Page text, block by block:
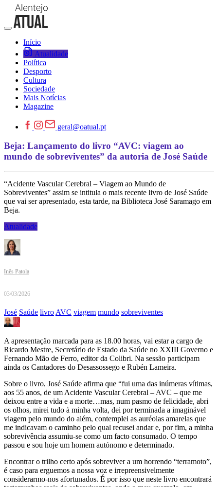
Início
Atualidade
Política
Desporto
Cultura
Sociedade
Mais Notícias
Magazine
geral@oatual.pt
Beja: Lançamento do livro “AVC: viagem ao
mundo de sobreviventes” da autoria de José Saúde
“Acidente Vascular Cerebral – Viagem ao Mundo de
Sobreviventes” assim se intitula o mais recente livro de José Saúde
que vai ser apresentado, esta tarde, na Biblioteca José Saramago em
Beja.
Atualidade
Inês Patola
03/03/2026
José Saúde livroAVC viagem mundo sobreviventes
A apresentação marcada para as 18.00 horas, vai estar a cargo de
Ricardo Mestre, Secretário de Estado da Saúde no XXIII Governo e
Fernando Mão de Ferro, editor da Colibri. Na sessão participam
ainda os Cantadores do Desassossego e Rubén Lameira.
Sobre o livro, José Saúde afirma que “fui uma das inúmeras vítimas,
aos 55 anos, de um Acidente Vascular Cerebral – AVC – que me
deixou entre a vida e a morte…mas, num pasmo de felicidade, abri
os olhos, mirei tudo à minha volta, dei por terminada a imaginável
viagem pelo mundo do além, contemplei as auréolas amarelas que
me indicavam o caminho pelo qual recusei andar e, por fim, a minha
sobrevivência assumiu-se como um facto consumado. O tempo
passou e sou hoje um homem autónomo e determinado.
Encontrar o trilho certo após sobreviver a um horrendo “terramoto”,
é caso para erguemos a nossa voz e irrepreensivelmente
considerarmo-nos afortunados. É por isso que neste livro encontrará